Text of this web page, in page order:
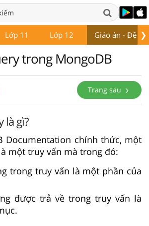
❯
Lớp 11 Lớp 12 Giáo án - Đề thi
trong MongoDB
Trang sau
là gì?
Documentation chính thức, một
một truy vấn mà trong đó:
trong truy vấn là một phần của
được trả về trong truy vấn là